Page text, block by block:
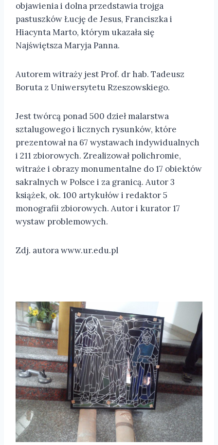
objawienia i dolna przedstawia trojga
pastuszków Łucję de Jesus, Franciszka i
Hiacynta Marto, którym ukazała się
Najświętsza Maryja Panna.
Autorem witraży jest Prof. dr hab. Tadeusz
Boruta z Uniwersytetu Rzeszowskiego.
Jest twórcą ponad 500 dzieł malarstwa
sztalugowego i licznych rysunków, które
prezentował na 67 wystawach indywidualnych
i 211 zbiorowych. Zrealizował polichromie,
witraże i obrazy monumentalne do 17 obiektów
sakralnych w Polsce i za granicą. Autor 3
książek, ok. 100 artykułów i redaktor 5
monografii zbiorowych. Autor i kurator 17
wystaw problemowych.
Zdj. autora www.ur.edu.pl